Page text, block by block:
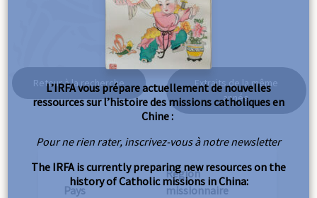
Quinhon
Retour à la recherche
Extraits de la même
année
Pays
Région
missionnaire
L’IRFA vous prépare actuellement de nouvelles
ressources sur l’histoire des missions catholiques en
Chine :
Pour ne rien rater, inscrivez-vous à notre newsletter
The IRFA is currently preparing new resources on the
history of Catholic missions in China: